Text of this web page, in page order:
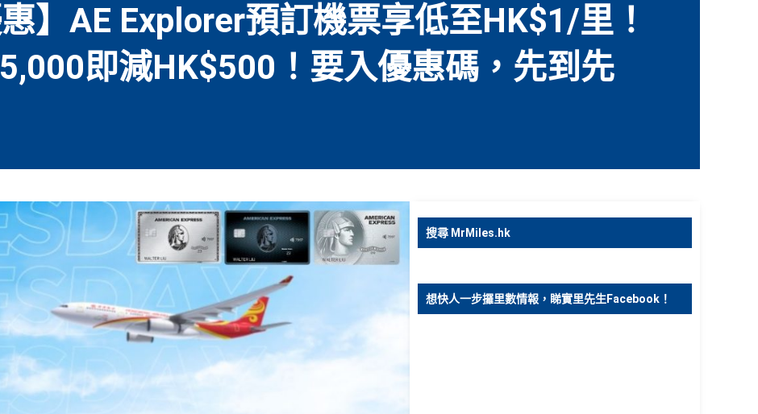
惠】AE Explorer預訂機票享低至HK$1/里！
即減HK$500！要入優惠碼，先到先
搜尋 MrMiles.hk
想快人一步攞里數情報，睇實里先生Facebook！